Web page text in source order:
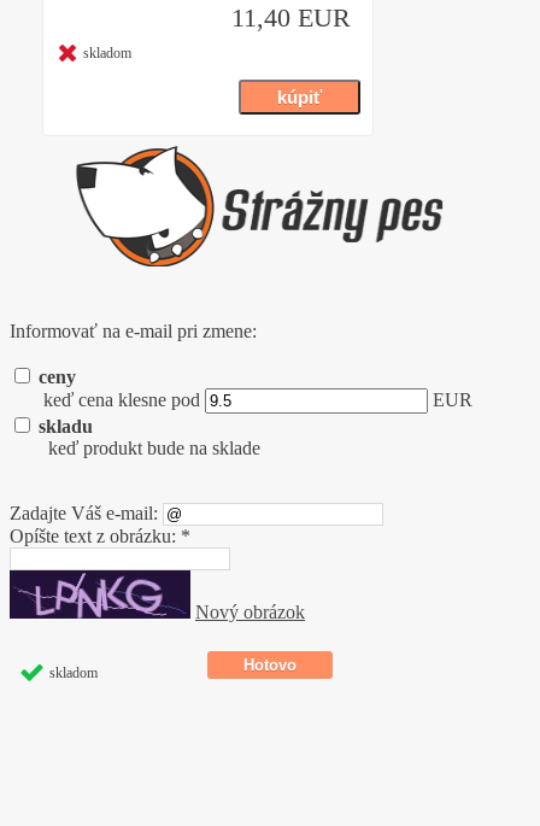
skladom
11,40 EUR
skladom
Informovať na e-mail pri zmene:
ceny
keď cena klesne pod
EUR
skladu
keď produkt bude na sklade
Zadajte Váš e-mail:
Opíšte text z obrázku: *
Nový obrázok